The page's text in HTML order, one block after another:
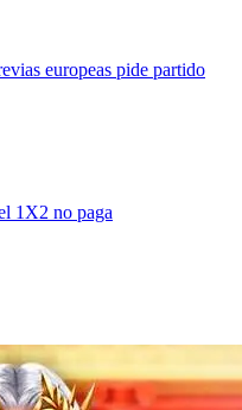
europeas pide partido
1X2 no paga